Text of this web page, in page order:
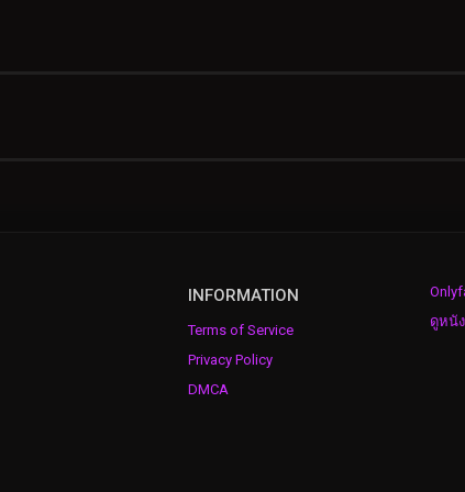
INFORMATION
Terms of Service
Privacy Policy
DMCA
ดูหนั